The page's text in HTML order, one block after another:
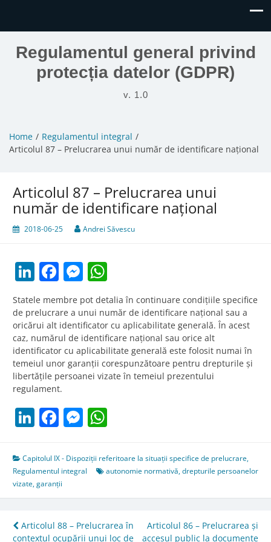
Regulamentul general privind
protecția datelor (GDPR)
v. 1.0
Home
Regulamentul integral
Articolul 87 – Prelucrarea unui număr de identificare național
Articolul 87 – Prelucrarea unui
număr de identificare național
2018-06-25 Andrei Săvescu
LinkedIn
Facebook
Messenger
Statele membre pot detalia în continuare condițiile specifice
de prelucrare a unui număr de identificare național sau a
oricărui alt identificator cu aplicabilitate generală. În acest
caz, numărul de identificare național sau orice alt
identificator cu aplicabilitate generală este folosit numai în
temeiul unor garanții corespunzătoare pentru drepturile și
libertățile persoanei vizate în temeiul prezentului
regulament.
LinkedIn
Facebook
Messenger
Capitolul IX - Dispoziții referitoare la situații specifice de prelucrare,
Regulamentul integral
autonomie normativă,drepturile persoanelor
vizate,garanții
Post
Articolul 88 – Prelucrarea în
contextul ocupării unui loc de
Articolul 86 – Prelucrarea și
accesul public la documente